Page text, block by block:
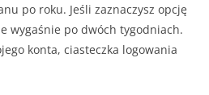
po roku. Jeśli zaznaczysz opcję
wygaśnie po dwóch tygodniach.
konta, ciasteczka logowania